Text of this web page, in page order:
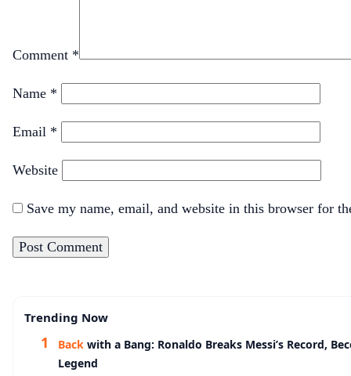
Comment *
Name *
Email *
Website
Save my name, email, and website in this browser for
Trending Now
Back with a Bang: Ronaldo Breaks Messi’s Record,
Legend